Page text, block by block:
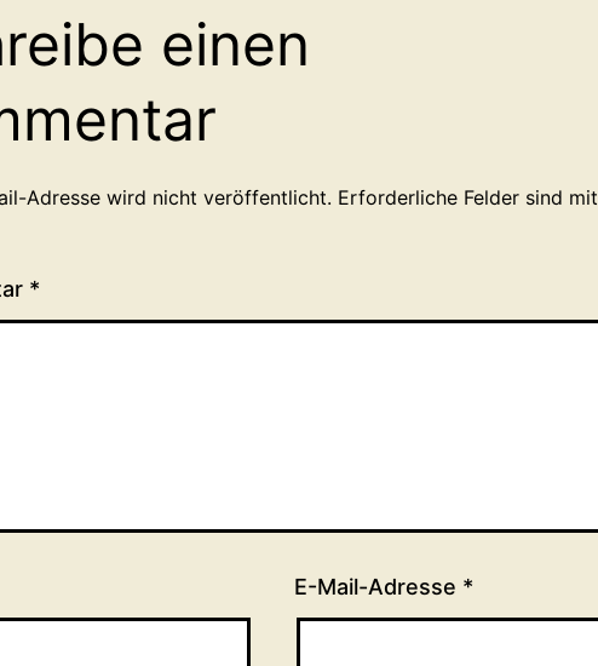
einen
Adresse wird nicht veröffentlicht. Erforderliche Felder sind mit
*
E-Mail-Adresse *